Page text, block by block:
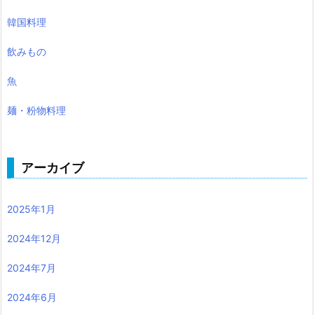
韓国料理
飲みもの
魚
麺・粉物料理
アーカイブ
2025年1月
2024年12月
2024年7月
2024年6月